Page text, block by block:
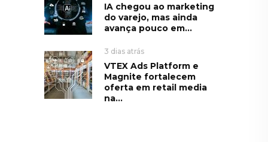
IA chegou ao marketing
do varejo, mas ainda
avança pouco em...
3 dias atrás
VTEX Ads Platform e
Magnite fortalecem
oferta em retail media
na...